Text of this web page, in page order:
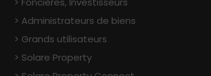
Administrateurs de biens
Grands utilisateurs
Solare Property